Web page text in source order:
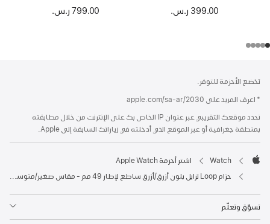
طبيعي
399.00 ر.س.‏
799.00 ر.س.‏
الحاشية
الحواشي
تخضع الأحزمة للتوفر.
* اعرف المزيد على apple.com/sa-ar/2030
نحدد موقعك التقريبي عبر عنوان IP الخاص بك على الإنترنت من خلال مطابقته
بمنطقة جغرافية أو عبر الموقع الذي أدخلته في زياراتك السابقة إلى Apple.
Watch
اشتر أحزمة Apple Watch
حزام Loop ترايل بلون أزرق/أزرق ساطع لإطار 49 مم - مقاس صغير/متوسط - طلاء خارجي بلون تيتانيوم طبيعي
تسوّق وتعلّم